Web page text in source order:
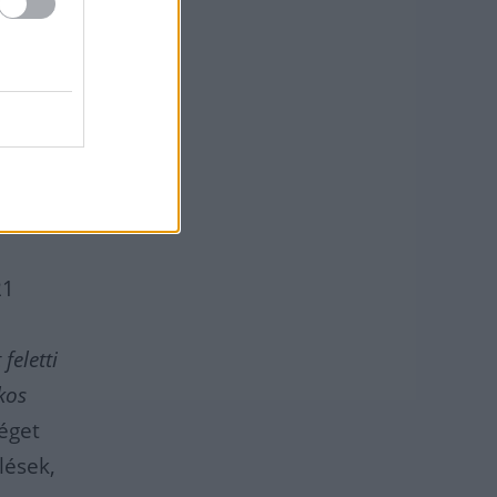
való